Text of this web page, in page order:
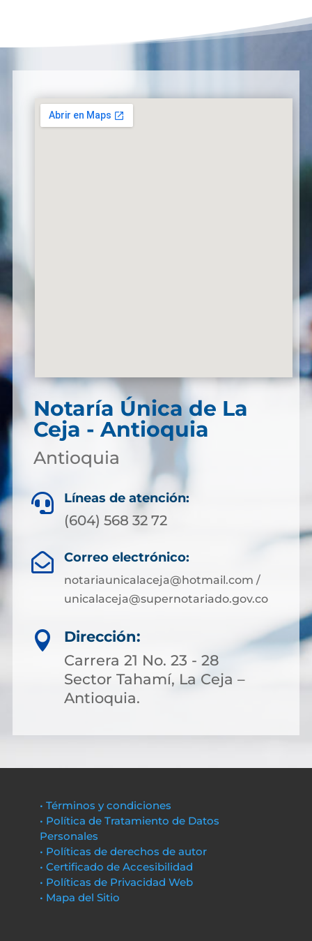
Notaría Única de La
Ceja - Antioquia
Antioquia
 Líneas de atención:
(604) 568 32 72
 Correo electrónico:
notariaunicalaceja@hotmail.com /
unicalaceja@supernotariado.gov.co

Dirección:
Carrera 21 No. 23 - 28
Sector Tahamí, La Ceja –
Antioquia.
• Términos y condiciones
• Política de Tratamiento de Datos
Personales
• Políticas de derechos de autor
• Certificado de Accesibilidad
• Políticas de Privacidad Web
• Mapa del Sitio